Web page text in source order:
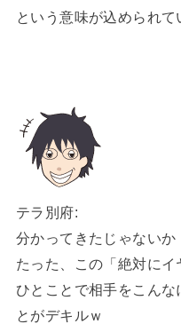
という意味が込められて
テラ別府:
分かってきたじゃないか
たった、この「絶対に
ひとことで相手をこん
とがデキルｗ